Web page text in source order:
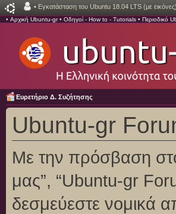
• Εγκατάσταση του Ubuntu 18.04 LTS (με εικόνες)
• Αρχική Ubuntu-gr• Οδηγοί - How to - Tutorials • Περιοδικό
Ευρετήριο Δ. Συζήτησης
Ubuntu-gr
Με την πρόσβαση στο
μας”, “Ubuntu-gr
δεσμεύεστε νομικά